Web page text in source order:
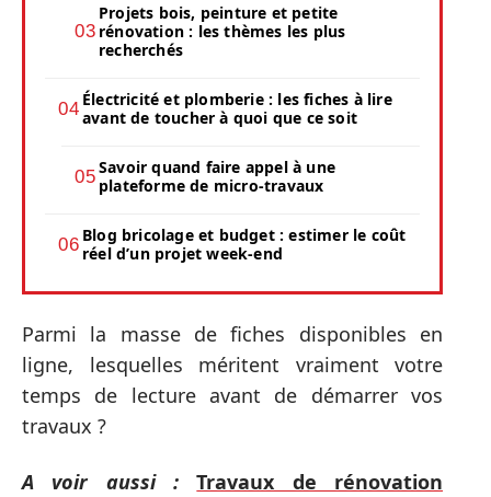
Projets bois, peinture et petite
rénovation : les thèmes les plus
recherchés
Électricité et plomberie : les fiches à lire
avant de toucher à quoi que ce soit
Savoir quand faire appel à une
plateforme de micro-travaux
Blog bricolage et budget : estimer le coût
réel d’un projet week-end
Parmi la masse de fiches disponibles en
ligne, lesquelles méritent vraiment votre
temps de lecture avant de démarrer vos
travaux ?
A voir aussi :
Travaux de rénovation